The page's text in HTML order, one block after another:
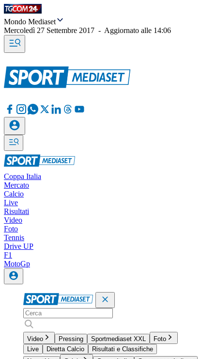
Mondo Mediaset
Mercoledì 27 Settembre 2017 - Aggiornato alle 14:06
Coppa Italia
Mercato
Calcio
Live
Risultati
Video
Foto
Tennis
Drive UP
F1
MotoGp
Video Pressing Sportmediaset XXL
Foto
Live
Diretta Calcio
Risultati e Classifiche